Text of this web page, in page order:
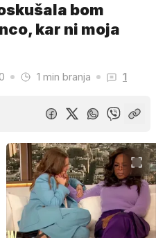
bom
kar ni moja
1 min branja 1